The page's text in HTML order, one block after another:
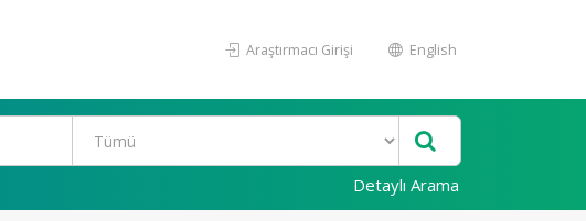
Araştırmacı Girişi English
Detaylı Arama